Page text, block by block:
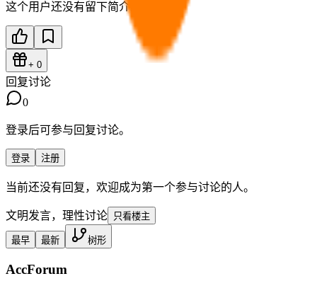
这个用户还没有留下简介。
+ 0
回复讨论
0
登录后可参与回复讨论。
登录 注册
当前还没有回复，欢迎成为第一个参与讨论的人。
文明发言，理性讨论 只看楼主
最早 最新 树形
AccForum